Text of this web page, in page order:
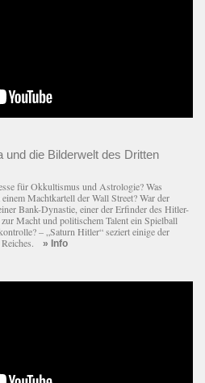
und die Bilderwelt des Dritten
für Okkultismus und Astrologie? Was
Macht­kartell der Wall Street? War der
Bank-Dynastie, einer der Erfinder des Hitler-
Macht und politischem Talent ein Spielball
– „Saturn Hitler“ seziert einige der
Reiches. » Info